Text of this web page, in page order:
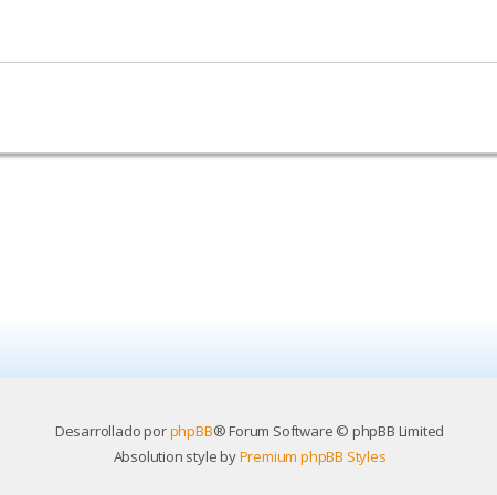
Desarrollado porphpBB® Forum Software © phpBB Limited
Absolution style byPremium phpBB Styles